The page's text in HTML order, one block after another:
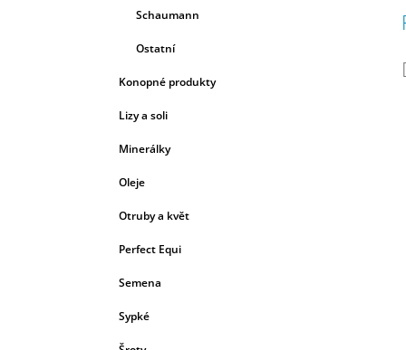
Schaumann
Ostatní
Konopné produkty
Lizy a soli
Minerálky
Oleje
Otruby a květ
Perfect Equi
Semena
Sypké